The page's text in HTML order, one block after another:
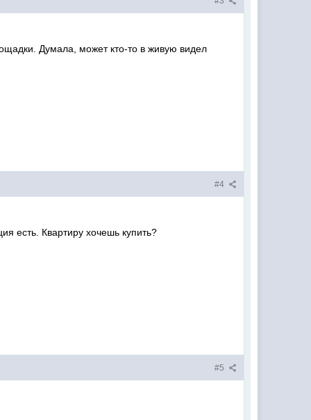
Думала, может кто-то в живую видел
#4
есть. Квартиру хочешь купить?
#5